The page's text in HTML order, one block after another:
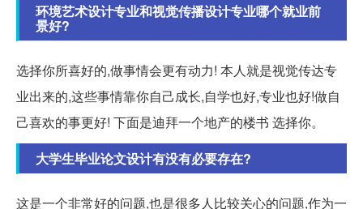
环境艺术设计专业和视觉传播设计专业哪个就业前
景好?
选择你所喜好的,做事情会更有动力! 本人就是视觉传达专
业出来的,这些事情靠你自己成长,自学也好,专业也好!做自
己喜欢的事更好! 下面是迪拜一个地产的楼书 选择你。
大学生毕业论文设计有没有必要存在?
这是一个非常好的问题,也是很多人比较关心的问题,作为一